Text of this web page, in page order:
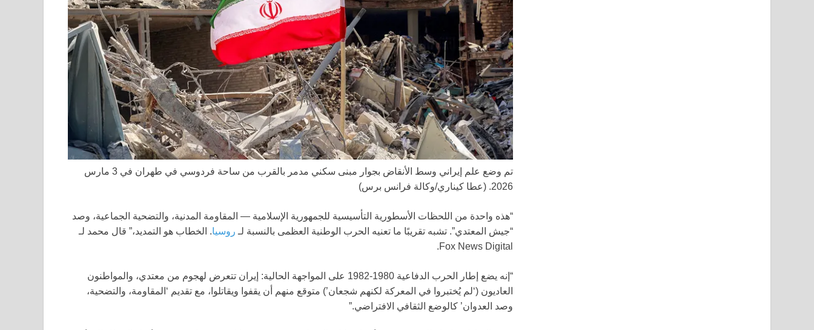
تم وضع علم إيراني وسط الأنقاض بجوار مبنى سكني مدمر بالقرب من ساحة فردوسي في طهران في 3 مارس
2026. (عطا كيناري/وكالة فرانس برس)
“هذه واحدة من اللحظات الأسطورية التأسيسية للجمهورية الإسلامية — المقاومة المدنية، والتضحية الجماعية، وصد
“جيش المعتدي”. تشبه تقريبًا ما تعنيه الحرب الوطنية العظمى بالنسبة لـ روسيا. الخطاب هو التمديد،” قال محمد لـ
Fox News Digital.
“إنه يضع إطار الحرب الدفاعية 1980-1982 على المواجهة الحالية: إيران تتعرض لهجوم من معتدي، والمواطنون
العاديون (‘لم يُختبروا في المعركة لكنهم شجعان’) متوقع منهم أن يقفوا ويقاتلوا، مع تقديم ‘المقاومة، والتضحية،
وصد العدوان’ كالوضع الثقافي الافتراضي.”